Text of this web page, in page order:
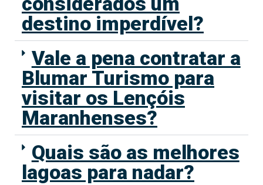
destino imperdível?
Vale a pena contratar a
Blumar Turismo para
visitar os Lençóis
Maranhenses?
Quais são as melhores
lagoas para nadar?